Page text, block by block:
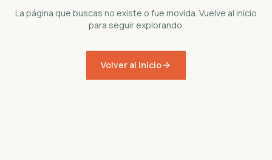
La página que buscas no existe o fue movida. Vuelve al inicio
para seguir explorando.
Volver al inicio